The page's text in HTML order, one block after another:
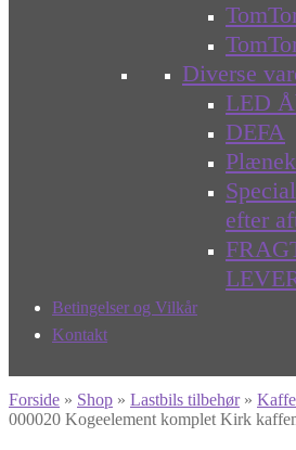
Diverse
LED
DEFA
efter
Betingelser og Vilkår
Kontakt
Forside » Shop » Lastbils tilbehør»
000020 Kogeelement komplet Kirk